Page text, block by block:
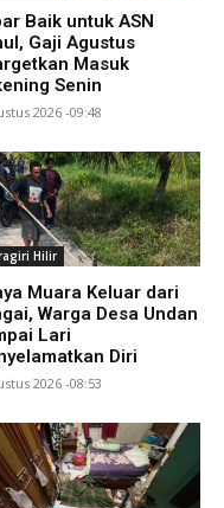
Baik untuk ASN
Gaji Agustus
Masuk
Senin
2026 -09:48
Hilir
Muara Keluar dari
Warga Desa Undan
Lari
Diri
2026 -08:53